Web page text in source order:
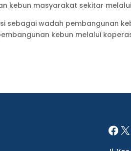
kebun masyarakat sekitar
sebagai wadah pembangunan
kebun melalui